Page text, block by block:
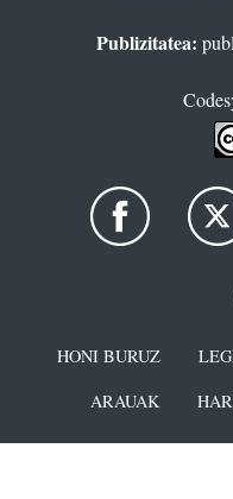
Publizitatea:
HONI BURUZ
ARAUAK